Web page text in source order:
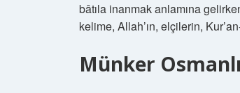
bâtıla inanmak anlamına
kelime, Allah’ın, elçilerin,
Münker